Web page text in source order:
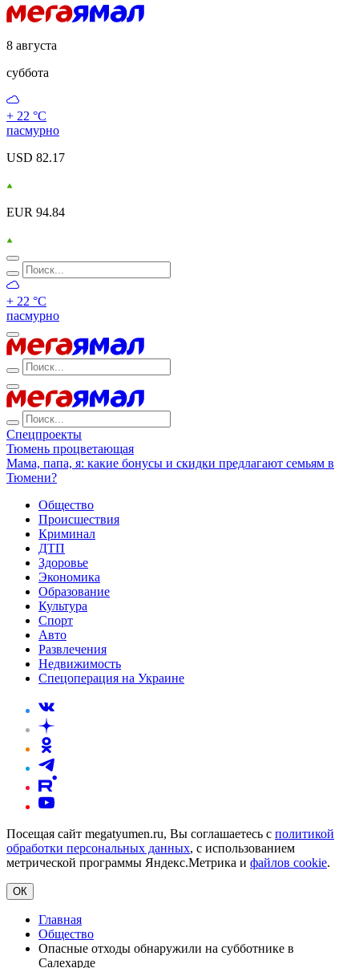
8 августа
суббота
+ 22 °С
пасмурно
USD 82.17
EUR 94.84
+ 22 °С
пасмурно
Спецпроекты
Тюмень процветающая
Мама, папа, я: какие бонусы и скидки предлагают семьям в
Тюмени?
Общество
Происшествия
Криминал
ДТП
Здоровье
Экономика
Образование
Культура
Спорт
Авто
Развлечения
Недвижимость
Спецоперация на Украине
Посещая сайт megatyumen.ru, Вы соглашаетесь с политикой
обработки персональных данных, с использованием
метрической программы Яндекс.Метрика и файлов cookie.
ОК
Главная
Общество
Опасные отходы обнаружили на субботнике в
Салехарде